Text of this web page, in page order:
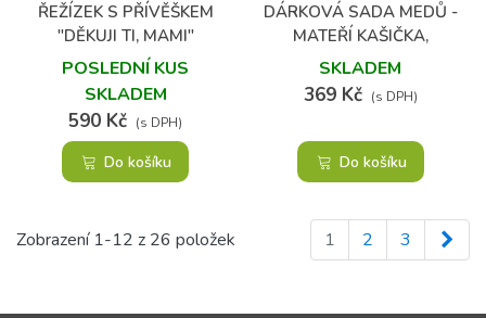
ŘEŽÍZEK S PŘÍVĚŠKEM
"DĚKUJI TI, MAMI"
POSLEDNÍ KUS
SKLADEM
590 Kč (s DPH)
Do košíku
DÁRKOVÁ SADA MEDŮ -
MATEŘÍ KAŠIČKA,
GUARANA A POHYB V
MEDU
SKLADEM
369 Kč (s DPH)
Do košíku
Zobrazení 1-12 z 26 položek 1 2 3